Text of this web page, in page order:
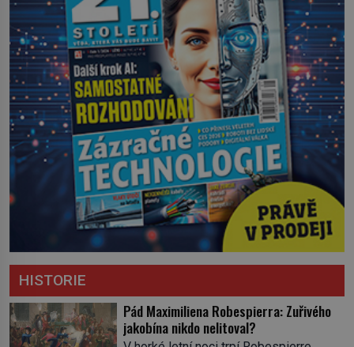
HISTORIE
Pád Maximiliena Robespierra: Zuřivého
jakobína nikdo nelitoval?